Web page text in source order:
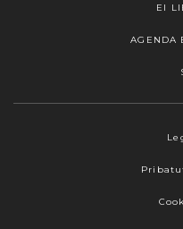
EI
AGENDA
Webgune honek
nabigatzeko
Guztiz